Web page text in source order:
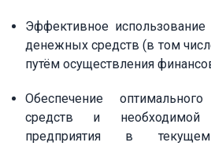
Эффективное
денежных средств (в том
путём осуществления
Обеспечение
средств и необходимой
предприятия в